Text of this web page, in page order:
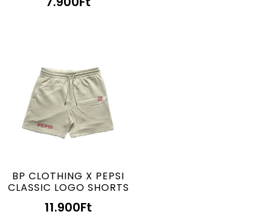
BP CLOTHING X PEPSI
CLASSIC LOGO SHORTS
11.900Ft